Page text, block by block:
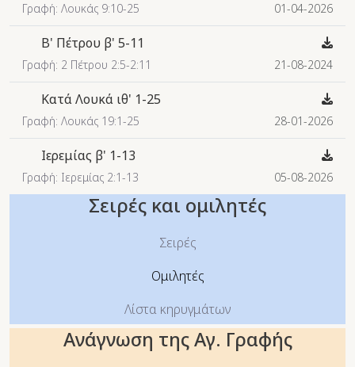
Γραφή: Λουκάς 9:10-25 01-04-2026
Β' Πέτρου β' 5-11
Γραφή: 2 Πέτρου 2:5-2:11 21-08-2024
Κατά Λουκά ιθ' 1-25
Γραφή: Λουκάς 19:1-25 28-01-2026
Ιερεμίας β' 1-13
Γραφή: Ιερεμίας 2:1-13 05-08-2026
Σειρές και ομιλητές
Σειρές
Ομιλητές
Λίστα κηρυγμάτων
Ανάγνωση της Αγ. Γραφής